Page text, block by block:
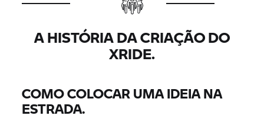
A HISTÓRIA DA CRIAÇÃO DO
XRIDE.
COMO COLOCAR UMA IDEIA NA
ESTRADA.